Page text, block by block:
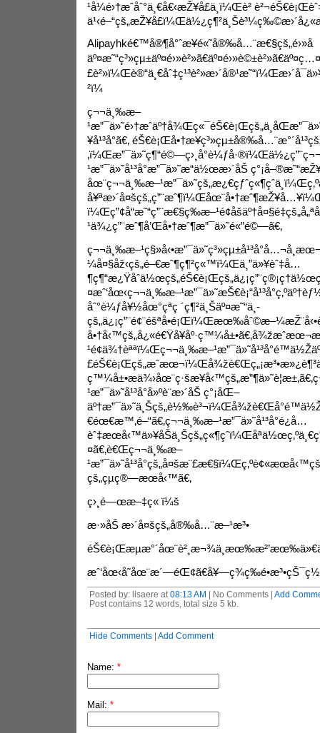
¹å¼é›†æˆåˆ°ä¸€å€‹æŽ¥å£ä¸­ï¼Œè²
Alipayhké€™å®¶å°ˆæ¥­é«˜å®‰å…¨æ€§çš„é›»å­
²ï¼
ç¬¬ä¸‰æ–
¥å¹³å°ã€‚
¹æ”¯ä»˜å¹³å°æ”¯ä»˜æ“ä½œæ›´åŠ
¹ä¾¿ç”¨æˆ¶å’Œå•†æˆ¶æ”¯ä»˜é«”é©—ã€‚
¼å¤§åž‹çš„é–€æˆ¶ç¶²ç«™ï¼Œä¸”ä»¥èˆ‡å…
åˆ°è¼ƒå¥½åœ°çªç ´ç¶²ä¸Šäº¤æ˜“ä¸­
¹æ”¯ä»˜å¹³å°å»ºè¨­æ›´åŠ ç°¡åŒ–
€éœ€æ™‚é–“ã€‚ç¬¬ä¸‰æ–¹æ”¯ä»˜å¹³å°é¿å…
¤ã€‚è€Œç¬¬ä¸‰æ–
çš„çµç®—æœå‹™ã€‚
ç›¸é—œæ–‡ç« ï¼š
æ·»åŠ æ›´å¤šçš„å®‰å…¨æ–¹æ³•
Posted by: lisaere at 08:13 AM | No Comments | Add
Post contains 12 words, total size 5 kb.
Hide Comments| Add Comment
Name: *
Mail: *